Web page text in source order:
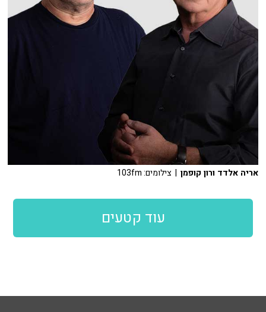
אריה אלדד ורון קופמן | צילומים: 103fm
עוד קטעים